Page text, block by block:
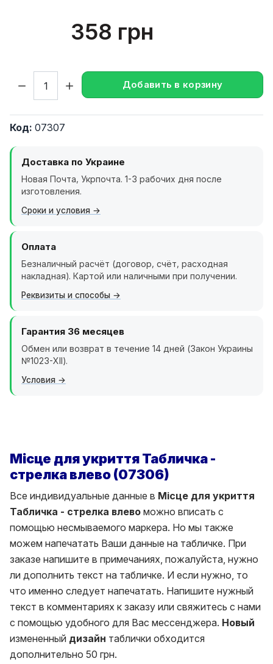
358 грн
Добавить в корзину
Код: 07307
Доставка по Украине
Новая Почта, Укрпочта. 1-3 рабочих дня после
изготовления.
Сроки и условия
Оплата
Безналичный расчёт (договор, счёт, расходная
накладная). Картой или наличными при получении.
Реквизиты и способы
Гарантия 36 месяцев
Обмен или возврат в течение 14 дней (Закон Украины
№1023-XII).
Условия
Місце для укриття Табличка -
стрелка влево (07306)
Все индивидуальные данные в Місце для укриття
Табличка - стрелка влево можно вписать с
помощью несмываемого маркера. Но мы также
можем напечатать Ваши данные на табличке. При
заказе напишите в примечаниях, пожалуйста, нужно
ли дополнить текст на табличке. И если нужно, то
что именно следует напечатать. Напишите нужный
текст в комментариях к заказу или свяжитесь с нами
с помощью удобного для Вас мессенджера. Новый
измененный дизайн таблички обходится
дополнительно 50 грн.